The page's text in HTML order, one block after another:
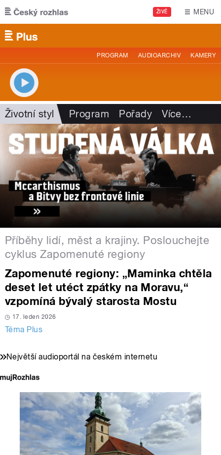
Přejít k hlavnímu obsahu
ŽIVĚ MENU
PROGRAM AUDIOARCHIV KAMERY
Životní styl Program Pořady Více…
Příběhy lidí, měst a krajiny. Poslouchejte
cyklus Zapomenuté regiony
Zapomenuté regiony: „Maminka chtěla
deset let utéct zpátky na Moravu,“
vzpomíná bývalý starosta Mostu
17. leden 2026
Téma Plus
Největší audioportál na českém internetu